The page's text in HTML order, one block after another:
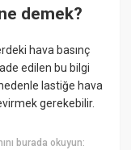
demek?
hava basınç
edilen bu bilgi
lastiğe hava
gerekebilir.
burada okuyun: